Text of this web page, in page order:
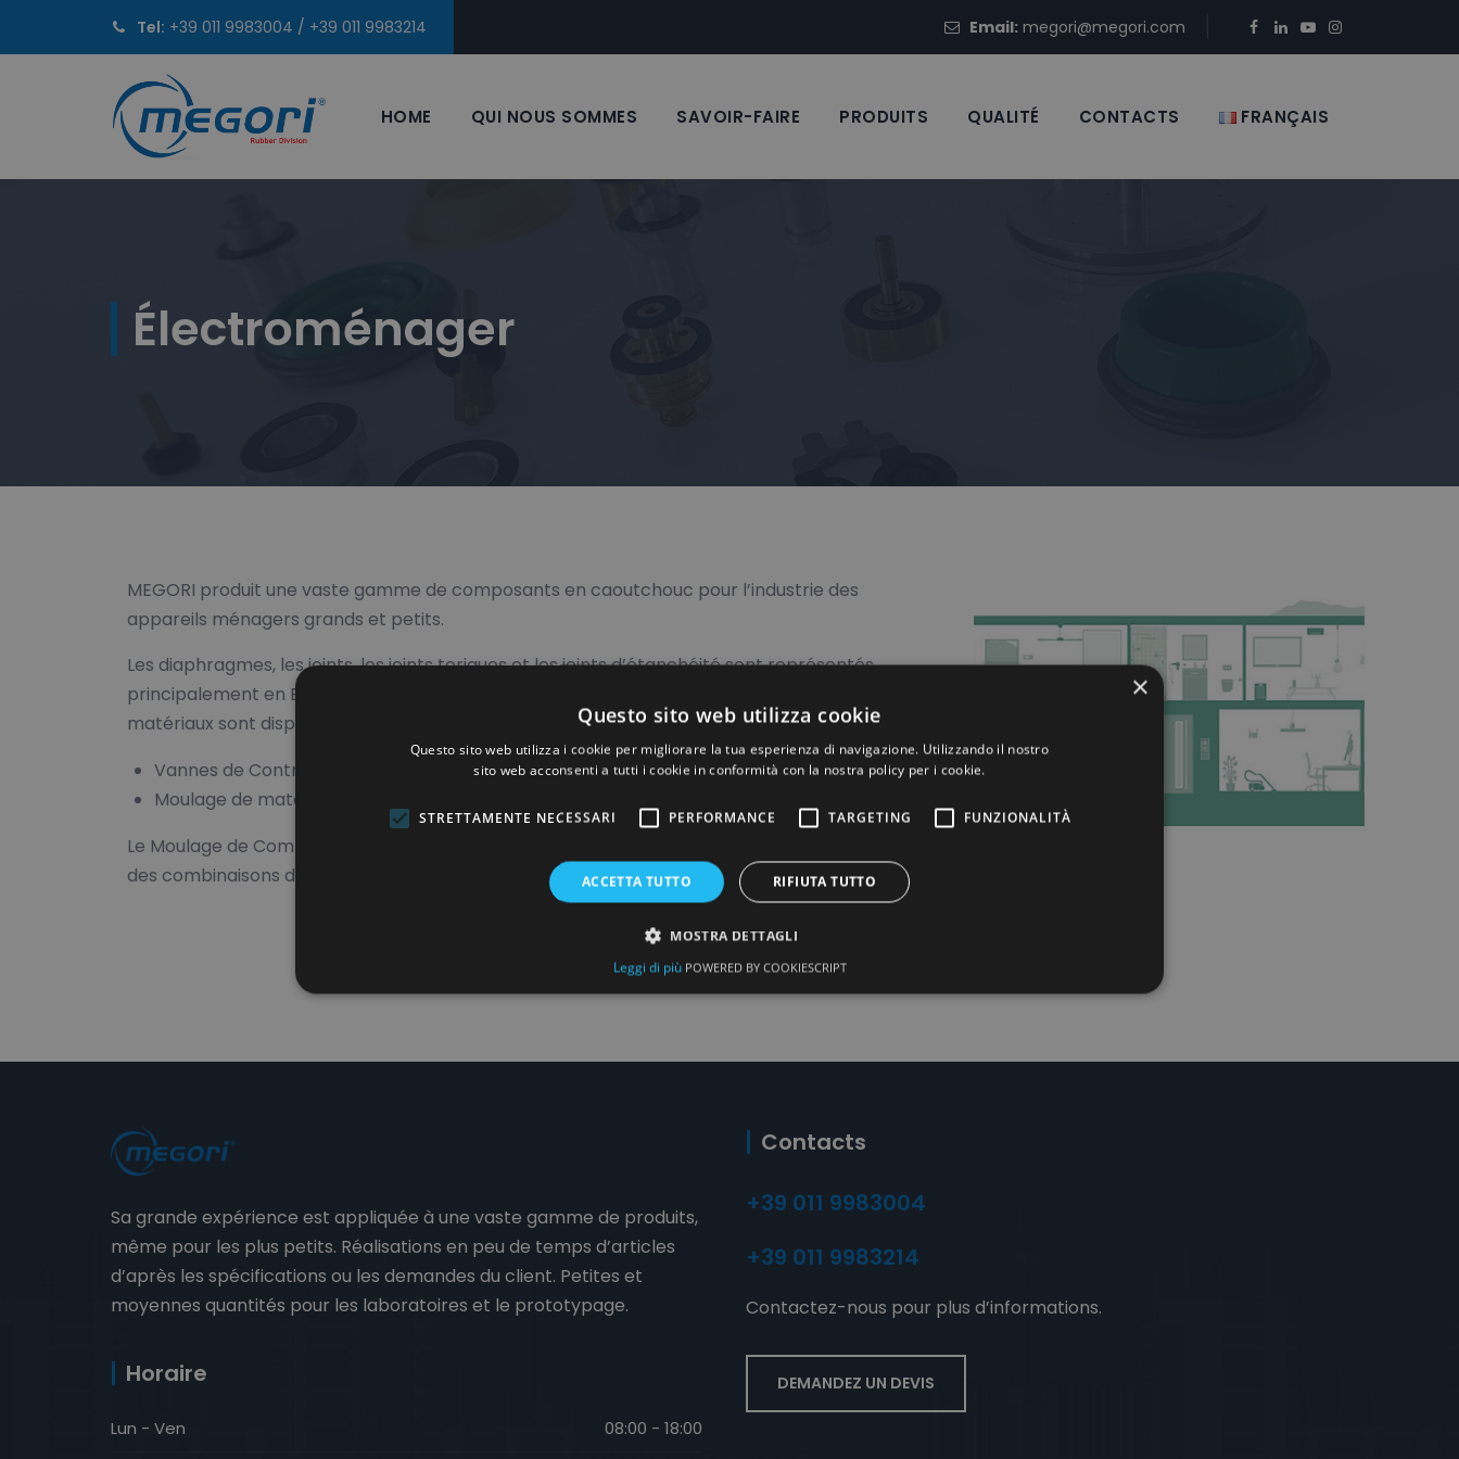
Tel: +39 011 9983004 / +39 011 9983214 Email: megori@megori.com
HOME QUI NOUS SOMMES SAVOIR-FAIRE PRODUITS QUALITÉ CONTACTS FRANÇAIS
Électroménager
MEGORI produit une vaste gamme de composants en caoutchouc pour l’industrie des
appareils ménagers grands et petits.
Les diaphragmes, les joints, les joints toriques et les joints d’étanchéité sont représentés,
principalement en EPDM, silicone, NBR, CR, FKM, SBR/NR (d’autres polymères et
matériaux sont disponibles):
Vannes de Contrôle du débit unidirectionnelle
Moulage de matériaux composites
Le Moulage de Composites va du caoutchouc au plastique, du caoutchouc au métal ou
des combinaisons de différents matériaux (caoutchouc, plastique, métal…).
Sa grande expérience est appliquée à une vaste gamme de produits,
même pour les plus petits. Réalisations en peu de temps d’articles
d’après les spécifications ou les demandes du client. Petites et
moyennes quantités pour les laboratoires et le prototypage.
Horaire
Lun - Ven 08:00 - 18:00
Contacts
+39 011 9983004
+39 011 9983214
Contactez-nous pour plus d’informations.
DEMANDEZ UN DEVIS
×
Questo sito web utilizza cookie
Questo sito web utilizza i cookie per migliorare la tua esperienza di navigazione. Utilizzando il nostro
sito web acconsenti a tutti i cookie in conformità con la nostra policy per i cookie.
STRETTAMENTE NECESSARI PERFORMANCE TARGETING FUNZIONALITÀ
ACCETTA TUTTO RIFIUTA TUTTO
MOSTRA DETTAGLI
Leggi di più POWERED BY COOKIESCRIPT